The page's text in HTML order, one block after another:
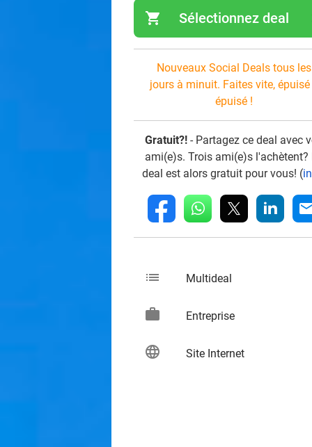
shopping_cart Sélectionnez deal
Nouveaux Social Deals tous les
jours à minuit. Faites vite, épuisé
épuisé !
Gratuit?! - Partagez ce deal avec
ami(e)s. Trois ami(e)s l'achètent?
deal est alors gratuit pour vous! (
fb whatsapp linkedin
list Multideal
work Entreprise
language Site Internet